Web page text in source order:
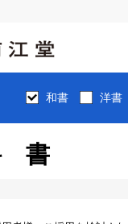
和書 洋書
書